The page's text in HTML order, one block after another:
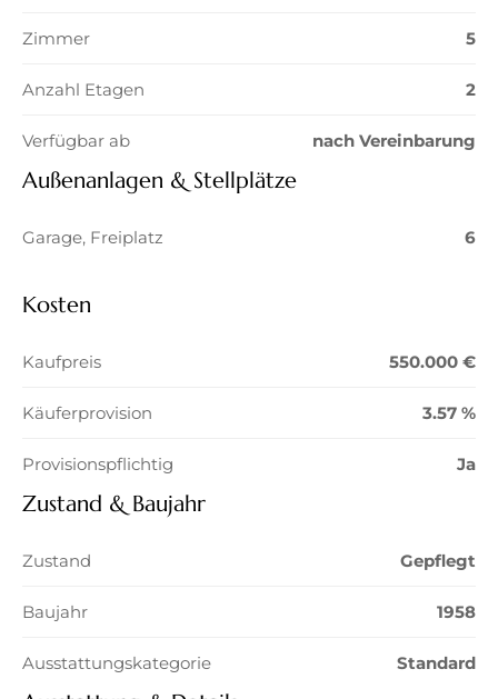
Zimmer 5
Anzahl Etagen 2
Verfügbar ab nach Vereinbarung
Außenanlagen & Stellplätze
Garage, Freiplatz 6
Kosten
Kaufpreis 550.000 €
Käuferprovision 3.57 %
Provisionspflichtig Ja
Zustand & Baujahr
Zustand Gepflegt
Baujahr 1958
Ausstattungskategorie Standard